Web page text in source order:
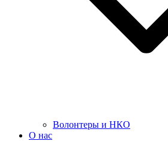
Волонтеры и НКО
О нас